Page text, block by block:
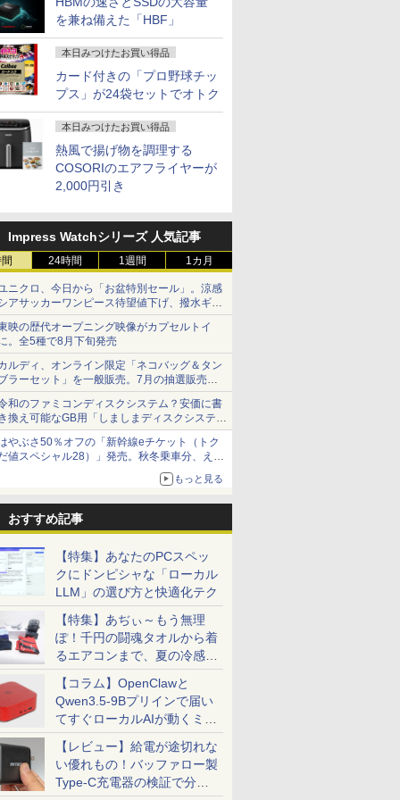
を兼ね備えた「HBF」
本日みつけたお買い得品
カード付きの「プロ野球チッ
プス」が24袋セットでオトク
本日みつけたお買い得品
熱風で揚げ物を調理する
COSORIのエアフライヤーが
2,000円引き
Impress Watchシリーズ 人気記事
24時間 1週間 1カ月
ニクロ、今日から「お盆特別セール」。涼感
アサッカーワンピース待望値下げ、撥水ギア
ョーツは1990円に
映の歴代オープニング映像がカプセルトイ
。全5種で8月下旬発売
ルディ、オンライン限定「ネコバッグ＆タン
ラーセット」を一般販売。7月の抽選販売の
選無効分
和のファミコンディスクシステム？安価に書
換え可能なGB用「しましまディスクシステ
」
やぶさ50％オフの「新幹線eチケット（トク
値スペシャル28）」発売。秋冬乗車分、えき
もっと見る
おすすめ記事
【特集】あなたのPCスペッ
クにドンピシャな「ローカル
LLM」の選び方と快適化テク
【特集】あぢぃ～もう無理
ぽ！千円の闘魂タオルから着
るエアコンまで、夏の冷感グ
ッズ一挙紹介
【コラム】OpenClawと
Qwen3.5-9Bプリインで届い
てすぐローカルAIが動くミニ
PC「SER9 Pro」
【レビュー】給電が途切れな
い優れもの！バッファロー製
Type-C充電器の検証で分か